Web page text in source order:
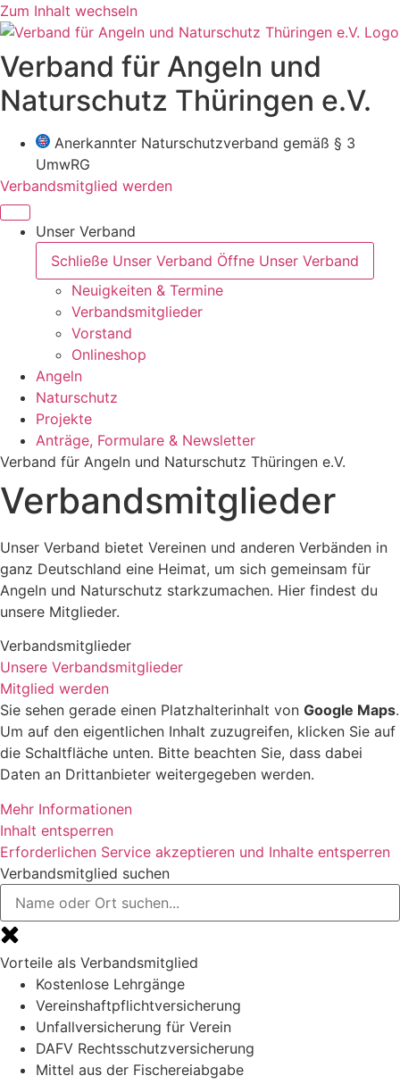
Zum Inhalt wechseln
Verband für Angeln und
Naturschutz Thüringen e.V.
Anerkannter Naturschutzverband gemäß § 3
UmwRG
Verbandsmitglied werden
Unser Verband
Schließe Unser Verband Öffne Unser Verband
Neuigkeiten & Termine
Verbandsmitglieder
Vorstand
Onlineshop
Angeln
Naturschutz
Projekte
Anträge, Formulare & Newsletter
Verband für Angeln und Naturschutz Thüringen e.V.
Verbandsmitglieder
Unser Verband bietet Vereinen und anderen Verbänden in
ganz Deutschland eine Heimat, um sich gemeinsam für
Angeln und Naturschutz starkzumachen. Hier findest du
unsere Mitglieder.
Verbandsmitglieder
Unsere Verbandsmitglieder
Mitglied werden
Sie sehen gerade einen Platzhalterinhalt von Google Maps.
Um auf den eigentlichen Inhalt zuzugreifen, klicken Sie auf
die Schaltfläche unten. Bitte beachten Sie, dass dabei
Daten an Drittanbieter weitergegeben werden.
Mehr Informationen
Inhalt entsperren
Erforderlichen Service akzeptieren und Inhalte entsperren
Verbandsmitglied suchen
Vorteile als Verbandsmitglied
Kostenlose Lehrgänge
Vereinshaftpflichtversicherung
Unfallversicherung für Verein
DAFV Rechtsschutzversicherung
Mittel aus der Fischereiabgabe